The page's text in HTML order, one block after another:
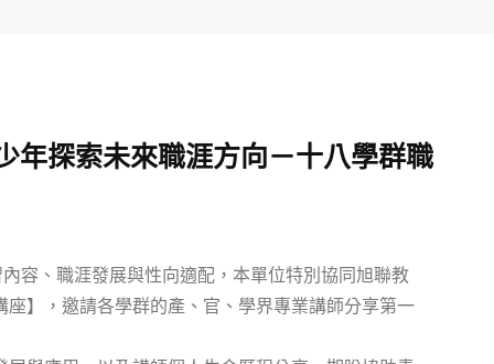
年探索未來職涯方向－十八學群職
容、職涯發展與性向適配，本單位特別協同旭聯教
】，邀請各學群的產、官、學界專業講師分享第一